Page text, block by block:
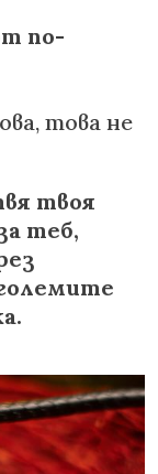
по-
това не
твоя
теб,